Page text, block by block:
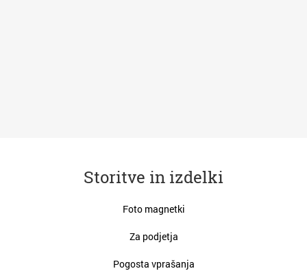
Storitve in izdelki
Foto magnetki
Za podjetja
Pogosta vprašanja